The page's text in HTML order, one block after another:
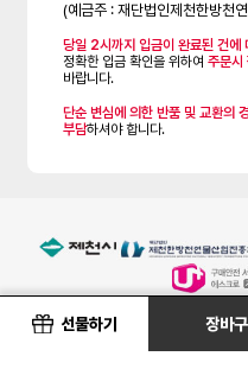
선물하기 장바
(예금주 : 재단법인제천한방천
당일 2시까지 입금이 완료된 건에
정확한 입금 확인을 위하여주문시
바랍니다.
단순 변심에 의한 반품 및 교환의
부담하셔야 합니다.
한방바이오제천몰은 인터넷 판매 중
내용에 대해서는